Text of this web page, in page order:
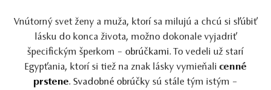
Vnútorný svet ženy a muža, ktorí sa milujú a chcú si sľúbiť
lásku do konca života, možno dokonale vyjadriť
špecifickým šperkom – obrúčkami. To vedeli už starí
Egypťania, ktorí si tiež na znak lásky vymieňali cenné
prstene. Svadobné obrúčky sú stále tým istým –